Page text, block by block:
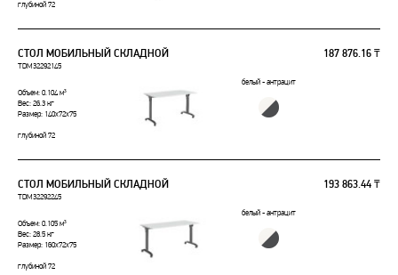
глубиной 72
СТОЛ МОБИЛЬНЫЙ СКЛАДНОЙ 187 876.16 ₸
TDM32292145
белый - антрацит
Объем: 0.104 м³
Вес: 26.3 кг
Размер: 140x72x75
глубиной 72
СТОЛ МОБИЛЬНЫЙ СКЛАДНОЙ 193 863.44 ₸
TDM32292245
белый - антрацит
Объем: 0.105 м³
Вес: 28.5 кг
Размер: 160x72x75
глубиной 72